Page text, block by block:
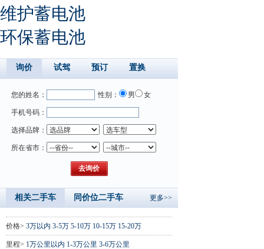
维护蓄电池
环保蓄电池
询价 试驾 预订 置换
您的姓名： 性别： 男 女
手机号码：
选择品牌：
所在省市：
相关二手车 同价位二手车 更多>>
价格> 3万以内 3-5万 5-10万 10-15万 15-20万
里程> 1万公里以内 1-3万公里 3-6万公里